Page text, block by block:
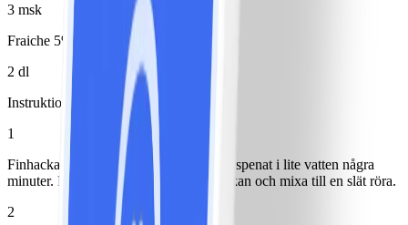
3 msk
Fraiche 5%
2 dl
Instruktioner
1
Finhacka lök och stek tillsammans med spenat i lite vatten några
minuter. Pressa ur så mycket vatten du kan och mixa till en slät röra.
2